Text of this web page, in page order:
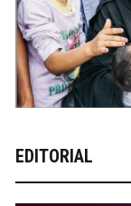
EDITORIAL